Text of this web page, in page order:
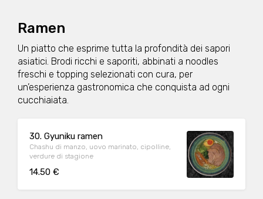
Ramen
Un piatto che esprime tutta la profondità dei sapori
asiatici. Brodi ricchi e saporiti, abbinati a noodles
freschi e topping selezionati con cura, per
un’esperienza gastronomica che conquista ad ogni
cucchiaiata.
30. Gyuniku ramen
Chashu di manzo, uovo marinato, cipolline,
verdure di stagione
14.50 €